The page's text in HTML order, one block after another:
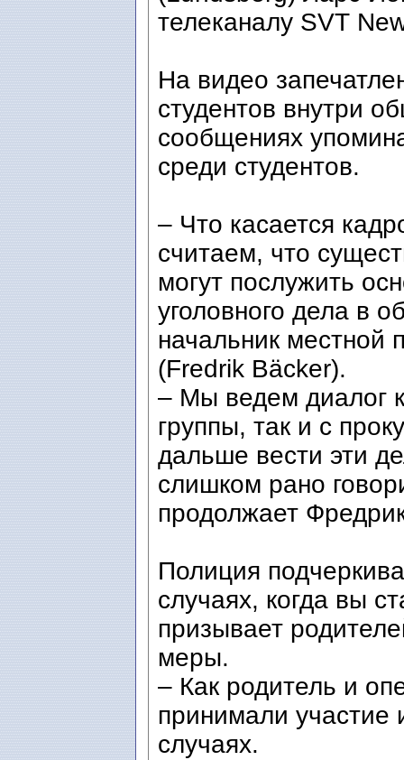
телеканалу SVT
На видео
студентов внутри
сообщениях
среди студентов.
– Что касается
считаем, что
могут послужить
уголовного дела в
начальник местной
(Fredrik Bäcker).
– Мы ведем диалог
группы, так и с
дальше вести эти
слишком рано
продолжает
Полиция
случаях, когда вы
призывает
меры.
– Как родитель и
принимали
случаях.